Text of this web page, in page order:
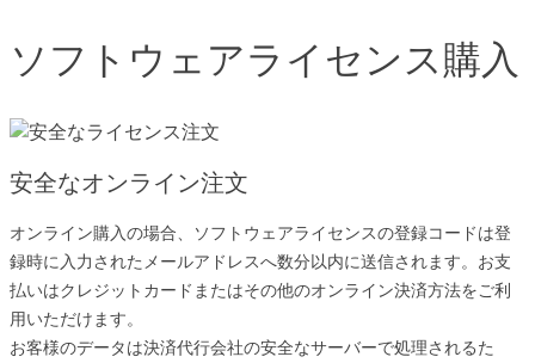
ソフトウェアライセンス購入
安全なオンライン注文
オンライン購入の場合、ソフトウェアライセンスの登録コードは登
録時に入力されたメールアドレスへ数分以内に送信されます。お支
払いはクレジットカードまたはその他のオンライン決済方法をご利
用いただけます。
お客様のデータは決済代行会社の安全なサーバーで処理されるた